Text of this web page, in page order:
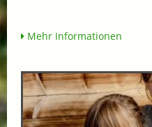
Mehr Informationen